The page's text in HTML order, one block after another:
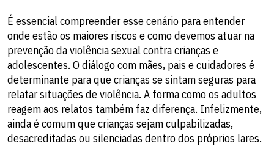
É essencial compreender esse cenário para entender
onde estão os maiores riscos e como devemos atuar na
prevenção da violência sexual contra crianças e
adolescentes. O diálogo com mães, pais e cuidadores é
determinante para que crianças se sintam seguras para
relatar situações de violência. A forma como os adultos
reagem aos relatos também faz diferença. Infelizmente,
ainda é comum que crianças sejam culpabilizadas,
desacreditadas ou silenciadas dentro dos próprios lares.